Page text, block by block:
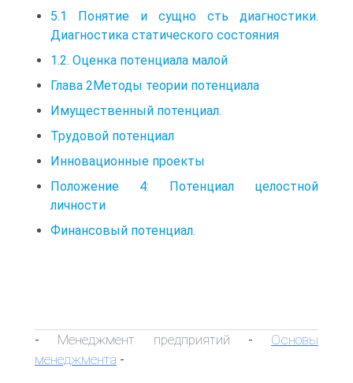
5.1 Понятие и сущно сть диагностики.
Диагностика статического состояния
1.2. Оценка потенциала малой
Глава 2Методы теории потенциала
Имущественный потенциал.
Трудовой потенциал
Инновационные проекты
Положение 4: Потенциал целостной
личности
Финансовый потенциал.
- Менеджмент предприятий - Основы
менеджмента -